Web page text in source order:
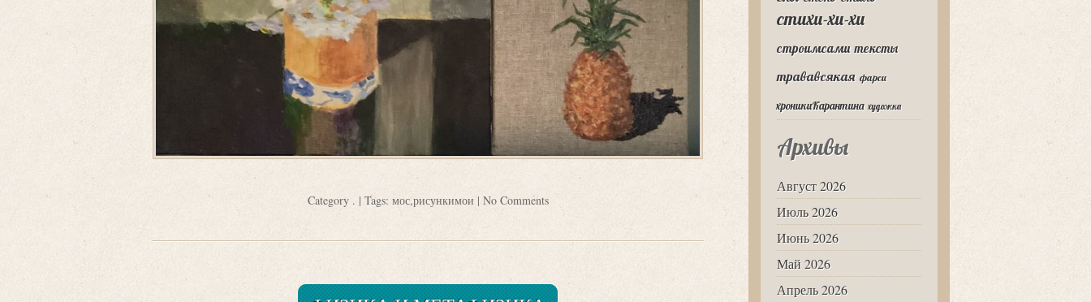
Category . | Tags: мос,рисункимои | No Comments
стихи-хи-хи
строимсами тексты
трававсякая фарси
хроникиКарантина художка
Архивы
Август 2026
Июль 2026
Июнь 2026
Май 2026
Апрель 2026